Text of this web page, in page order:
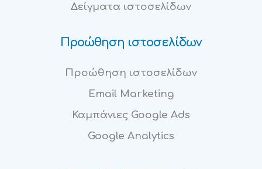
Δείγματα ιστοσελίδων
Προώθηση ιστοσελίδων
Προώθηση ιστοσελίδων
Email Marketing
Καμπάνιες Google Ads
Google Analytics